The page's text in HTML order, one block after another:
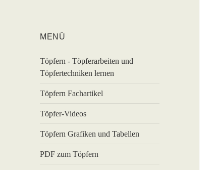
MENÜ
Töpfern - Töpferarbeiten und
Töpfertechniken lernen
Töpfern Fachartikel
Töpfer-Videos
Töpfern Grafiken und Tabellen
PDF zum Töpfern